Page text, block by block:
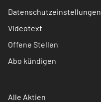
Datenschutzeinstellungen
Videotext
Offene Stellen
Abo kündigen
Alle Aktien